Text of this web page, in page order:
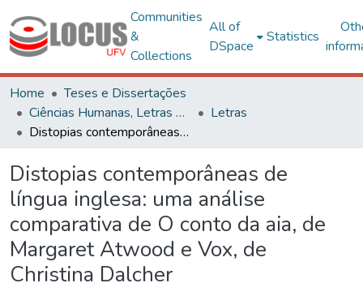
Communities
&
Collections
All of
DSpace
Statistics
Home
Teses e Dissertações
Ciências Humanas, Letras e Artes
Letras
Distopias contemporâneas de língua inglesa: uma análise comparativa de O conto da aia, de Margaret Atwood e Vox, de Christina Dalcher
Distopias contemporâneas de
língua inglesa: uma análise
comparativa de O conto da aia, de
Margaret Atwood e Vox, de
Christina Dalcher